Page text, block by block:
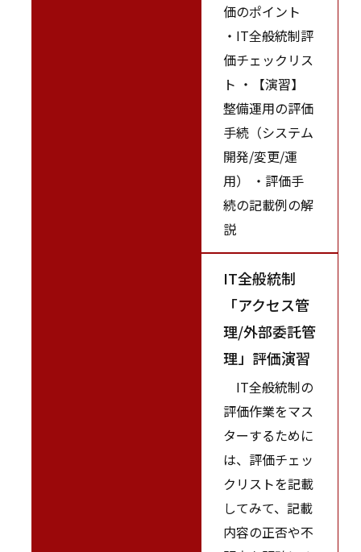
価のポイント
・IT全般統制評
価チェックリス
ト ・【演習】
整備運用の評価
手続（システム
開発/変更/運
用） ・評価手
続の記載例の解
説
IT全般統制
「アクセス管
理/外部委託管
理」評価演習
IT全般統制の
評価作業をマス
ターするために
は、評価チェッ
クリストを記載
してみて、記載
内容の正否や不